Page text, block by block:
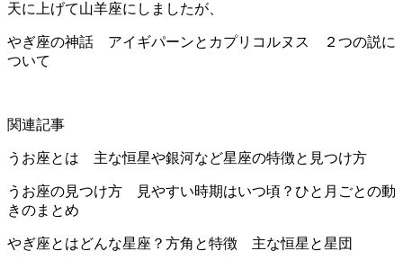
天に上げて山羊座にしましたが、
やぎ座の神話 アイギパーンとカプリコルヌス ２つの説に
ついて
関連記事
うお座とは 主な恒星や銀河など星座の特徴と見つけ方
うお座の見つけ方 見やすい時期はいつ頃？ひと月ごとの動
きのまとめ
やぎ座とはどんな星座？方角と特徴 主な恒星と星団